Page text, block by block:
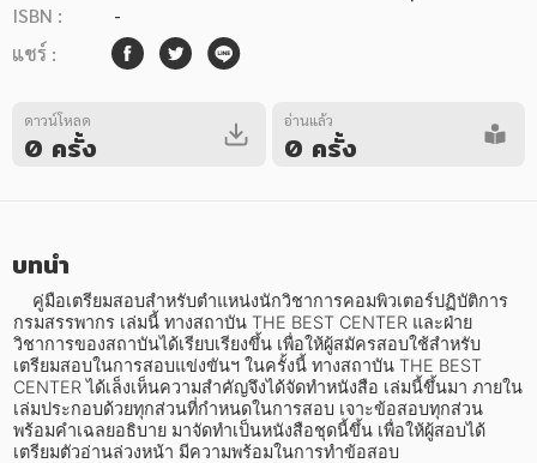
หนังสือออกใหม่ หนังสือยอดนิยม
หนังสือเสียง
โปรโมชั่นลดราคา
อาหาร สุขภาพ การแพทย์
ศิลปะ บันเทิง กีฬา ท่องเที่ยว
สังคม วัฒนธรรม การปกครอง ศาสนาและปรัชญา
ศาสนา และปรัชญา
กฎหมาย สัญญา ภาษี
ISBN :
-
แชร์ :
ดาวน์โหลด
0 ครั้ง
อ่านแล้ว
0 ครั้ง
บทนำ
กรมสรรพากร เล่มนี้ ทางสถาบัน THE BEST CENTER และฝ่าย
วิชาการของสถาบันได้เรียบเรียงขึ้น เพื่อให้ผู้สมัครสอบใช้สำหรับ
เตรียมสอบในการสอบแข่งขันฯ ในครั้งนี้ ทางสถาบัน THE BEST
CENTER ได้เล็งเห็นความสำคัญจึงได้จัดทำหนังสือ เล่มนี้ขึ้นมา ภายใน
เล่มประกอบด้วยทุกส่วนที่กำหนดในการสอบ เจาะข้อสอบทุกส่วน
พร้อมคำเฉลยอธิบาย มาจัดทำเป็นหนังสือชุดนี้ขึ้น เพื่อให้ผู้สอบได้
เตรียมตัวอ่านล่วงหน้า มีความพร้อมในการทำข้อสอบ